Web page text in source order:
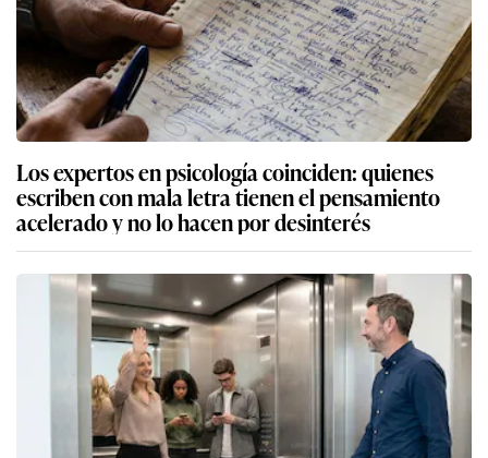
Los expertos en psicología coinciden: quienes
escriben con mala letra tienen el pensamiento
acelerado y no lo hacen por desinterés